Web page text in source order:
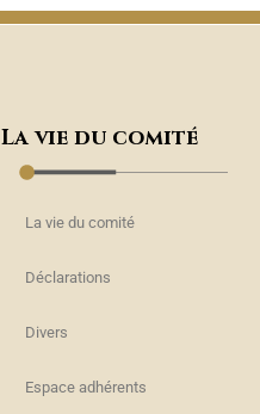
La vie du comité
La vie du comité
Déclarations
Divers
Espace adhérents